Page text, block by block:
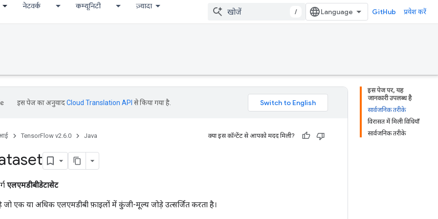
नेटवर्क कम्यूनिटी ज़्यादा
/ GitHub प्रवेश करें
इस पेज पर, यह
जानकारी उपलब्ध है
सार्वजनिक तरीके
विरासत में मिली विधियाँ
सार्वजनिक तरीके
इस पेज का अनुवादCloud Translation API से किया गया है.
TensorFlow v2.6.0 Java क्या इस कॉन्टेंट से आपको मदद मिली?
एलएमडीबीडेटासेट
जो एक या अधिक एलएमडीबी फ़ाइलों में कुंजी-मूल्य जोड़े उत्सर्जित करता है।